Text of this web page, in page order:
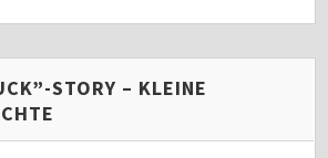
STORY – KLEINE